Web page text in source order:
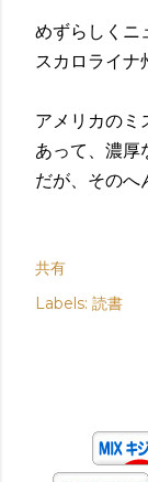
めずらしくニ
スカロライナ
アメリカのミ
あって、濃厚
だが、そのへ
共有
Labels: 読書